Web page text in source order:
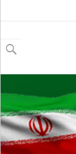
برای: